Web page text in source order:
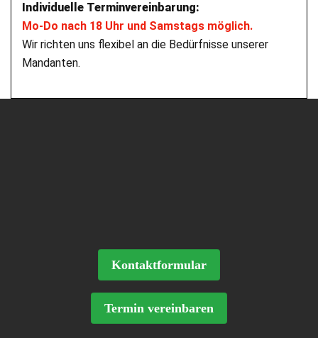
Individuelle Terminvereinbarung:
Mo-Do nach 18 Uhr und Samstags möglich.
Wir richten uns flexibel an die Bedürfnisse unserer
Mandanten.
Kontaktformular
Termin vereinbaren